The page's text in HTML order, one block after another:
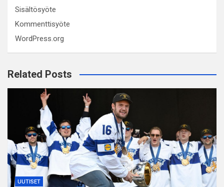
Sisältösyöte
Kommenttisyöte
WordPress.org
Related Posts
UUTISET